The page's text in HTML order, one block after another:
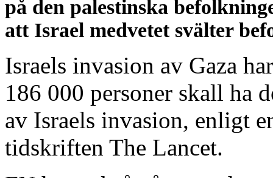
på den palestinska
att Israel medvetet svälter
Israels invasion av Gaza
186 000 personer skall ha
av Israels invasion, enligt
tidskriften The Lancet.